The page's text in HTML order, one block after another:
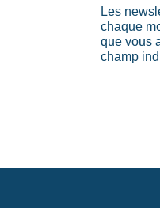
Les
chaque
que vous
champ